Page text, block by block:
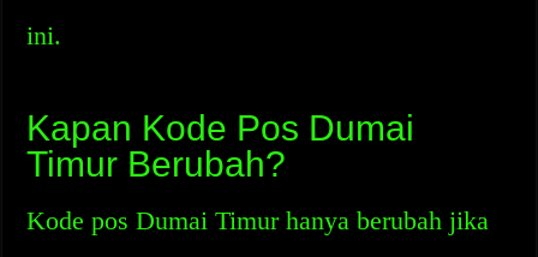
ini.
Kapan Kode Pos Dumai
Timur Berubah?
Kode pos Dumai Timur hanya berubah jika